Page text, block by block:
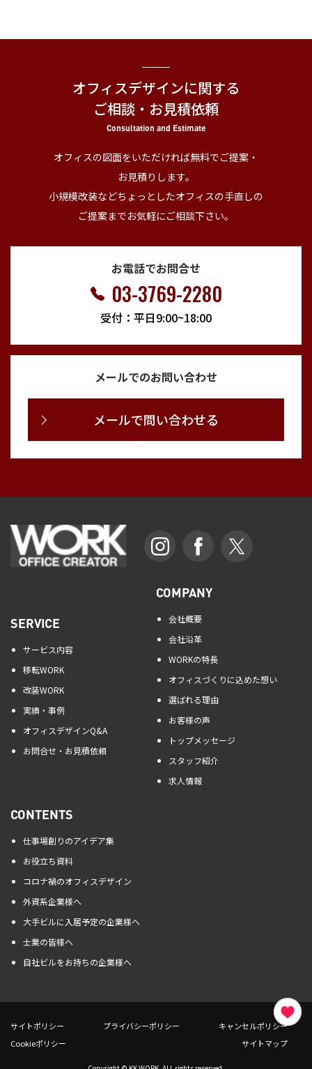
オフィスデザインに関する
ご相談・お見積依頼
Consultation and Estimate
オフィスの図面をいただければ無料でご提案・
お見積りします。
小規模改装などちょっとしたオフィスの手直しの
ご提案までお気軽にご相談下さい。
お電話でお問合せ
03-3769-2280
受付：平日9:00~18:00
メールでのお問い合わせ
メールで問い合わせる
SERVICE
サービス内容
移転WORK
改装WORK
実績・事例
オフィスデザインQ&A
お問合せ・お見積依頼
COMPANY
会社概要
会社沿革
WORKの特長
オフィスづくりに込めた想い
選ばれる理由
お客様の声
トップメッセージ
スタッフ紹介
求人情報
CONTENTS
仕事場創りのアイデア集
お役立ち資料
コロナ禍のオフィスデザイン
外資系企業様へ
大手ビルに入居予定の企業様へ
士業の皆様へ
自社ビルをお持ちの企業様へ
サイトポリシー プライバシーポリシー
キャンセルポリシー
Cookieポリシー
サイトマップ